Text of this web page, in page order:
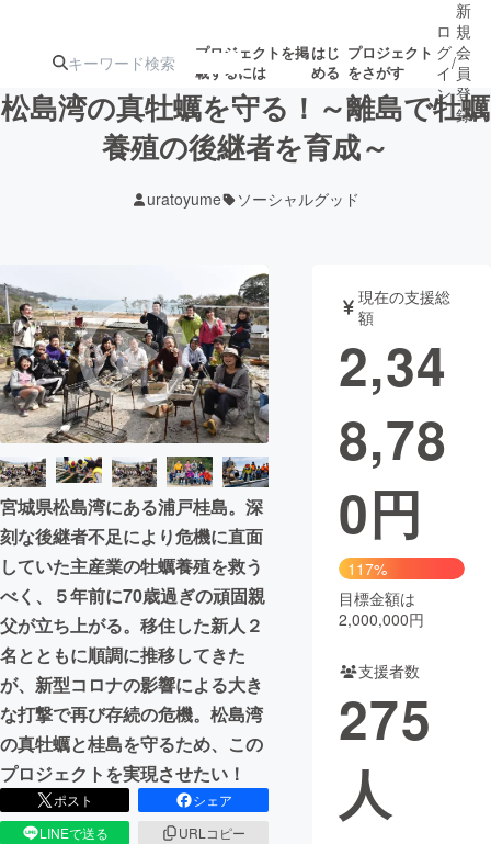
プロジェクトを掲
載するには
はじ
める
プロジェクト
をさがす
ターン
ジェクト
ロジェクト
アート・写真 音楽
テクノロジー・ガジェット ゲーム・サ
映像・映画
ビジネス・起業
まちづくり・地域活性化
CAMPFIRE for Social Good
CAMPFIRE Creation
CAMPFIREふるさと納税machi-ya コミュニティ
ロ
グ
イ
ン
/
新
規
会
員
登
録
松島湾の真牡蠣を守る！～離島で牡蠣
養殖の後継者を育成～
uratoyume ソーシャルグッド
宮城県松島湾にある浦戸桂島。深
刻な後継者不足により危機に直面
していた主産業の牡蠣養殖を救う
べく、５年前に70歳過ぎの頑固親
父が立ち上がる。移住した新人２
名とともに順調に推移してきた
が、新型コロナの影響による大き
な打撃で再び存続の危機。松島湾
の真牡蠣と桂島を守るため、この
プロジェクトを実現させたい！
ポスト
シェア
LINEで送る
URLコピー
現在の支援総
額
2,34
8,78
0円
117%
目標金額は
2,000,000円
支援者数
275
人